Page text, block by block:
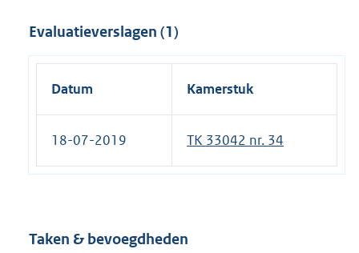
e
r
n
Evaluatieverslagen (1)
Datum Kamerstuk
18-07-2019 TK 33042 nr. 34
Taken & bevoegdheden